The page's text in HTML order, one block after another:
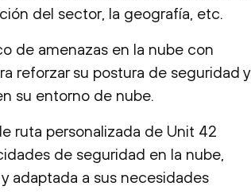
del sector, la geografía, etc.
de amenazas en la nube con
reforzar su postura de seguridad y
su entorno de nube.
ruta personalizada de Unit 42
de seguridad en la nube,
adaptada a sus necesidades